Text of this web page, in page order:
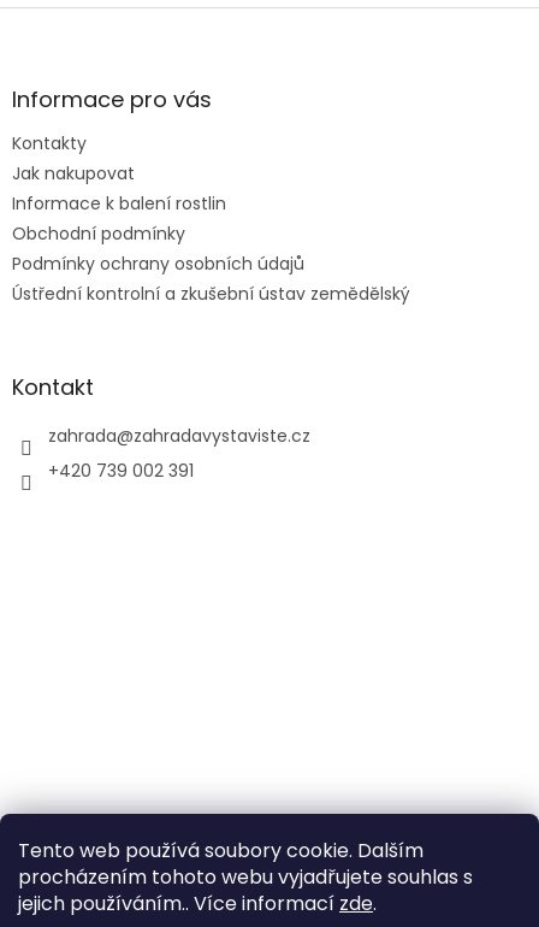
Tento web používá soubory cookie. Dalším
procházením tohoto webu vyjadřujete souhlas s
jejich používáním.. Více informací zde.
Z
aInformace pro vás
Kontakty
Jak nakupovat
Informace k balení rostlin
Obchodní podmínky
Podmínky ochrany osobních údajů
Ústřední kontrolní a zkušební ústav zemědělský
Kontakt
zahrada@zahradavystaviste.cz
+420 739 002 391